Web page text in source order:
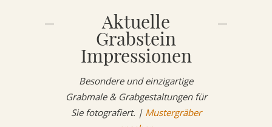
Aktuelle
Grabstein
Impressionen
Besondere und einzigartige
Grabmale & Grabgestaltungen für
Sie fotografiert. | Mustergräber